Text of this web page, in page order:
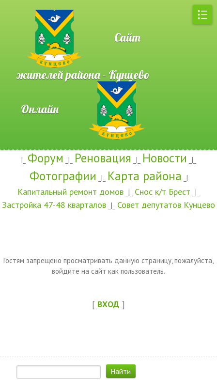
Сайт
жителей района - Кунцево
Онлайн
|_ Форум _|_ Реновация _|_ Новости _|_
Фотографии _|_ Карта района _|
Капитальный ремонт домов _|_ Снос к/т Брест _|_
Застройка 47-48 кварталов _|_ Совет депутатов Кунцево
Гостям запрещено просматривать данную страницу, пожалуйста,
войдите на сайт как пользователь.
[ ВХОД ]